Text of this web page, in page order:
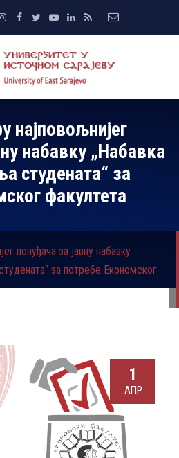
најповољнијег
набавку „Набавка
студената“ за
факултета
понуђача за јавну набавку
за потребе Економског
1
АПР